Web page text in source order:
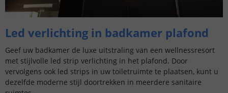
​Led verlichting in badkamer plafond
Geef uw badkamer de luxe uitstraling van een wellnessresort
met stijlvolle led strip verlichting in het plafond. Door
vervolgens ook led strips in uw toiletruimte te plaatsen, kunt u
dezelfde moderne stijl doortrekken in meerdere sanitaire